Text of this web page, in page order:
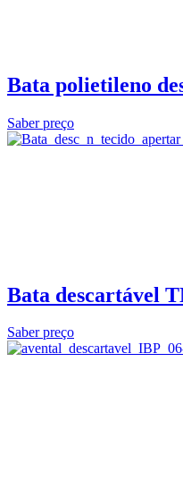
Bata polietileno
Saber preço
Bata descartável
Saber preço